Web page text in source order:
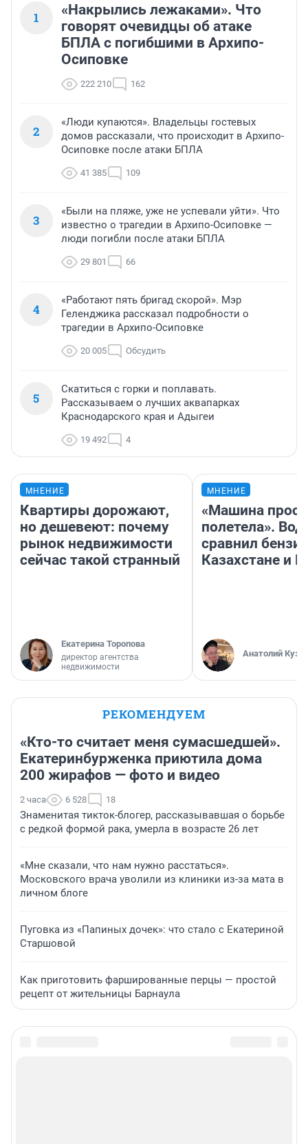
1
«Накрылись лежаками». Что
говорят очевидцы об атаке
БПЛА с погибшими в Архипо-
Осиповке
222 210 162
2
«Люди купаются». Владельцы гостевых
домов рассказали, что происходит в Архипо-
Осиповке после атаки БПЛА
41 385 109
3
«Были на пляже, уже не успевали уйти». Что
известно о трагедии в Архипо-Осиповке —
люди погибли после атаки БПЛА
29 801 66
4
«Работают пять бригад скорой». Мэр
Геленджика рассказал подробности о
трагедии в Архипо-Осиповке
20 005 Обсудить
5
Скатиться с горки и поплавать.
Рассказываем о лучших аквапарках
Краснодарского края и Адыгеи
19 492 4
МНЕНИЕ
Квартиры дорожают,
но дешевеют: почему
рынок недвижимости
сейчас такой странный
Екатерина Торопова
директор агентства
недвижимости
МНЕНИЕ
«Машина
полетела».
сравнил
Казахстане и
Анатолий
РЕКОМЕНДУЕМ
«Кто-то считает меня сумасшедшей».
Екатеринбурженка приютила дома
200 жирафов — фото и видео
2 часа 6 528 18
Знаменитая тикток-блогер, рассказывавшая о борьбе
с редкой формой рака, умерла в возрасте 26 лет
«Мне сказали, что нам нужно расстаться».
Московского врача уволили из клиники из-за мата в
личном блоге
Пуговка из «Папиных дочек»: что стало с Екатериной
Старшовой
Как приготовить фаршированные перцы — простой
рецепт от жительницы Барнаула